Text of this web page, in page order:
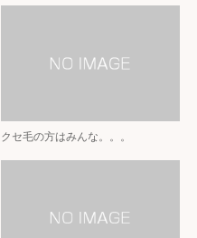
クセ毛の方はみんな。。。